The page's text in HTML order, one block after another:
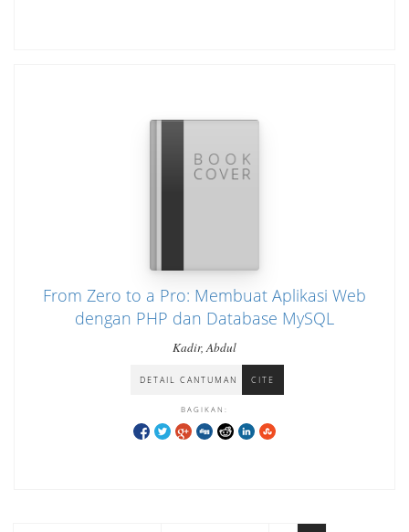
From Zero to a Pro: Membuat Aplikasi Web
dengan PHP dan Database MySQL
Kadir, Abdul
DETAIL CANTUMAN CITE
BAGIKAN: